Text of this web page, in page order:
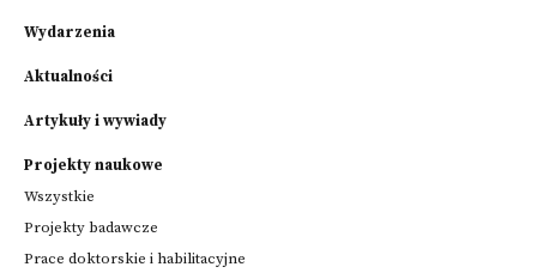
Wydarzenia
Aktualności
Artykuły i wywiady
Projekty naukowe
Wszystkie
Projekty badawcze
Prace doktorskie i habilitacyjne